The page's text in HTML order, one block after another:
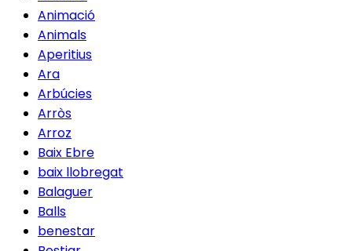
Animació
Animals
Aperitius
Ara
Arbúcies
Arròs
Arroz
Baix Ebre
baix llobregat
Balaguer
Balls
benestar